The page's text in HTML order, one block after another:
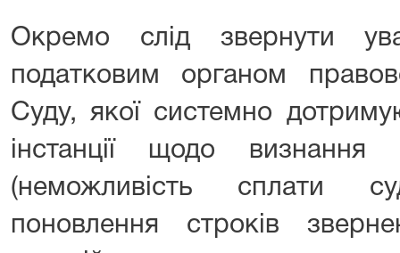
Окремо слід звернути
податковим органом
Суду, якої системно
інстанції щодо визнання
(неможливість сплати
поновлення строків